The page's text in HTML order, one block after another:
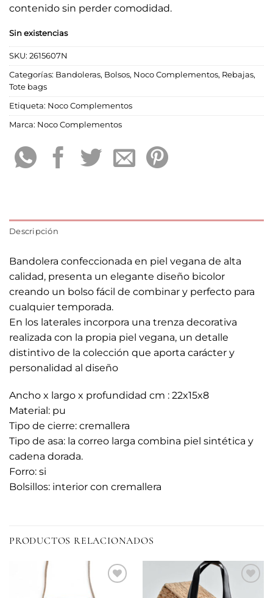
contenido sin perder comodidad.
Sin existencias
SKU: 2615607N
Categorías: Bandoleras, Bolsos, Noco Complementos, Rebajas,
Tote bags
Etiqueta: Noco Complementos
Marca: Noco Complementos
Descripción
Bandolera confeccionada en piel vegana de alta
calidad, presenta un elegante diseño bicolor
creando un bolso fácil de combinar y perfecto para
cualquier temporada.
En los laterales incorpora una trenza decorativa
realizada con la propia piel vegana, un detalle
distintivo de la colección que aporta carácter y
personalidad al diseño
Ancho x largo x profundidad cm : 22x15x8
Material: pu
Tipo de cierre: cremallera
Tipo de asa: la correo larga combina piel sintética y
cadena dorada.
Forro: si
Bolsillos: interior con cremallera
PRODUCTOS RELACIONADOS